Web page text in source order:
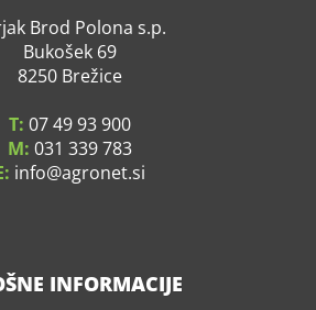
Brod Polona s.p.
Bukošek 69
8250 Brežice
T: 07 49 93 900
M: 031 339 783
info agronet.si
INFORMACIJE